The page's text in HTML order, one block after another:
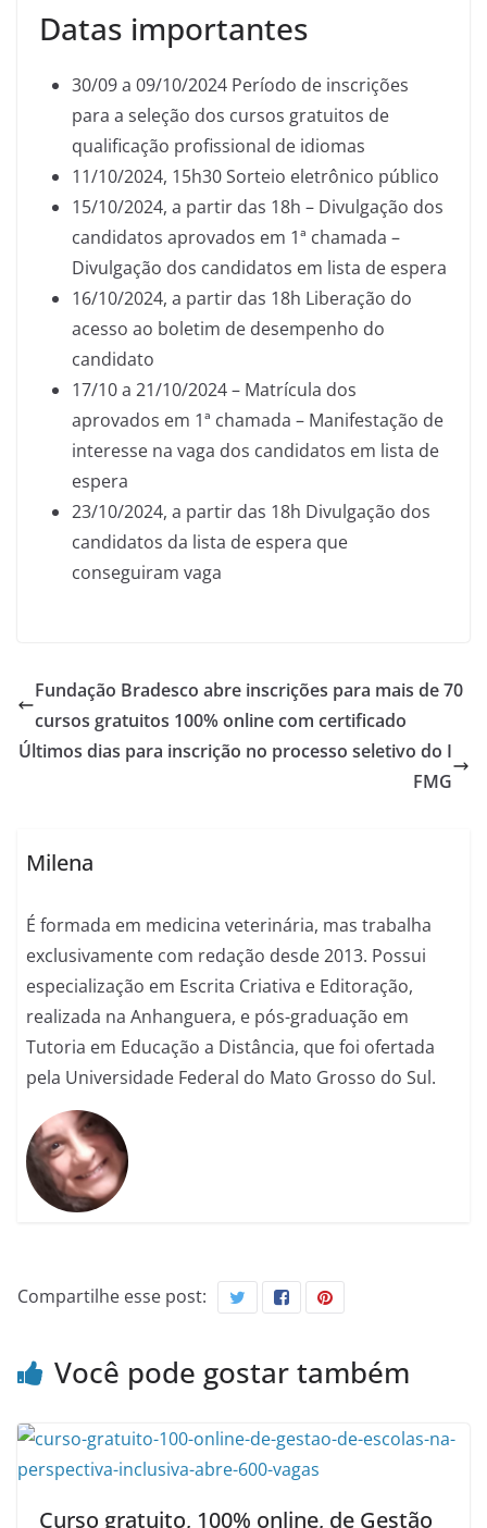
Datas importantes
30/09 a 09/10/2024 Período de inscrições
para a seleção dos cursos gratuitos de
qualificação profissional de idiomas
11/10/2024, 15h30 Sorteio eletrônico público
15/10/2024, a partir das 18h – Divulgação dos
candidatos aprovados em 1ª chamada –
Divulgação dos candidatos em lista de espera
16/10/2024, a partir das 18h Liberação do
acesso ao boletim de desempenho do
candidato
17/10 a 21/10/2024 – Matrícula dos
aprovados em 1ª chamada – Manifestação de
interesse na vaga dos candidatos em lista de
espera
23/10/2024, a partir das 18h Divulgação dos
candidatos da lista de espera que
conseguiram vaga
Fundação Bradesco abre inscrições para mais de 70
cursos gratuitos 100% online com certificado
Últimos dias para inscrição no processo seletivo do I
FMG
Milena
É formada em medicina veterinária, mas trabalha
exclusivamente com redação desde 2013. Possui
especialização em Escrita Criativa e Editoração,
realizada na Anhanguera, e pós-graduação em
Tutoria em Educação a Distância, que foi ofertada
pela Universidade Federal do Mato Grosso do Sul.
Compartilhe esse post:
Você pode gostar também
Curso gratuito, 100% online, de Gestão